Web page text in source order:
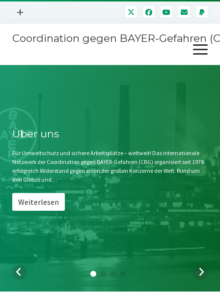
Menü
+
Mitmachen
Kontakt
Impressum
Störfälle
Coordination gegen BAYER-Gefahren
Menü
öffnen
Stichwort BAYER
Jahrestagung
SPENDEN
Über uns
Für Umweltschutz und sichere Arbeitsplätze – weltweit! Das internationale
Netzwerk der Coordination gegen BAYER-Gefahren (CBG) organisiert seit 1978
erfolgreich Widerstand gegen einen der großen Konzerne der Welt. Rund um
den Globus und…
Weiterlesen